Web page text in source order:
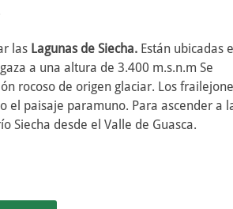
las Lagunas de Siecha. Están ubicadas
a una altura de 3.400 m.s.n.m Se
rocoso de origen glaciar. Los
el paisaje paramuno. Para ascender a
Siecha desde el Valle de Guasca.